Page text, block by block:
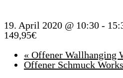
19. April 2020 @ 10:30 -
149,95€
« Offener Wallhanging
Offener Schmuck